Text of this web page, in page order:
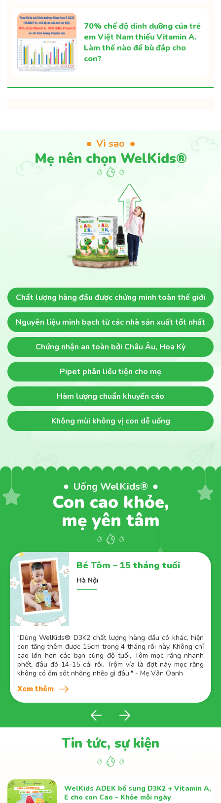
70% chế độ dinh dưỡng của trẻ
em Việt Nam thiếu Vitamin A.
Làm thế nào để bù đắp cho
con?
Vì sao
Mẹ nên chọn WelKids®
Chất lượng hàng đầu được chứng minh toàn thế giới
Nguyên liệu minh bạch từ các nhà sản xuất tốt nhất
Chứng nhận an toàn bởi Châu Âu, Hoa Kỳ
Pipet phân liều tiện cho mẹ
Hàm lượng chuẩn khuyến cáo
Không mùi không vị con dễ uống
Uống WelKids®
Con cao khỏe,
mẹ yên tâm
Bé Tôm – 15 tháng tuổi
Hà Nội
"Dùng WelKids® D3K2 chất lượng hàng đầu có khác, hiện
con tăng thêm được 15cm trong 4 tháng rồi này. Không chỉ
cao lớn hơn các bạn cùng độ tuổi, Tôm mọc răng nhanh
phết, đâu đó 14-15 cái rồi. Trộm vía là đợt này mọc răng
không có ốm sốt nhõng nhẽo gì đâu." - Mẹ Vân Oanh
Xem thêm
Tin tức, sự kiện
WelKids ADEK bổ sung D3K2 + Vitamin A,
E cho con Cao – Khỏe mỗi ngày